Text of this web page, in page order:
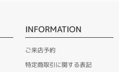
INFORMATION
ご来店予約
特定商取引に関する表記